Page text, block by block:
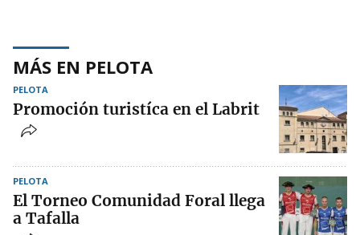
MÁS EN PELOTA
PELOTA
Promoción turistíca en el Labrit
PELOTA
El Torneo Comunidad Foral llega
a Tafalla